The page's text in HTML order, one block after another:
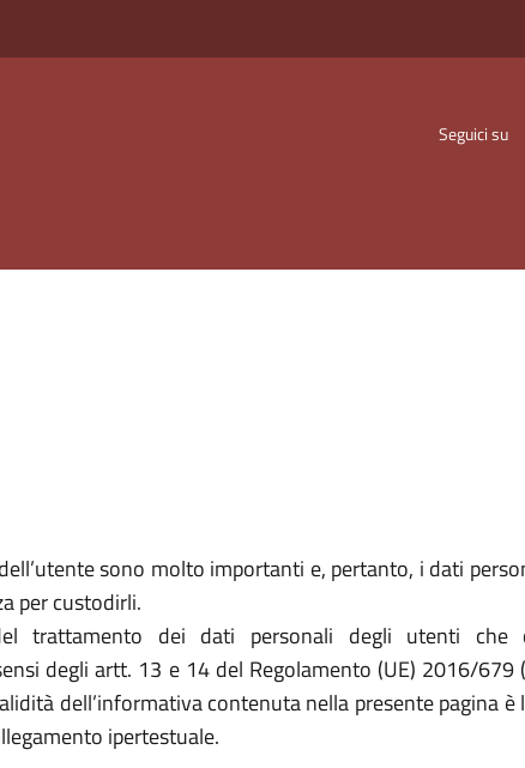
Seguici su
sono molto importanti e, pertanto, i dati
per custodirli.
trattamento dei dati personali degli utenti che
degli artt. 13 e 14 del Regolamento (UE) 2016/679
dell’informativa contenuta nella presente pagina
ipertestuale.